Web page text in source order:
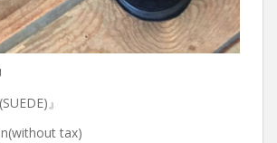
』
tax)